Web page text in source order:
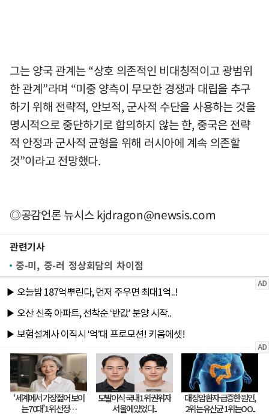
그는 양국 관계는 “상호 의존적인 비대칭적이고 광범위
한 관계”라며 “미중 양측이 무모한 경쟁과 대립을 추구
하기 위해 전략적, 안보적, 군사적 수단을 사용하는 것을
명시적으로 중단하기로 합의하지 않는 한, 중국은 전략
적 안정과 군사적 균형을 위해 러시아에 계속 의존할
것”이라고 전망했다.
◎공감언론 뉴시스kjdragon@newsis.com
관련기사
중-미, 중-러 정상회담의 차이점